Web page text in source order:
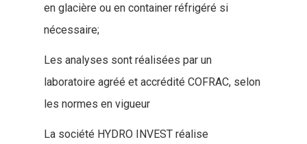
en glacière ou en container réfrigéré si
nécessaire;
Les analyses sont réalisées par un
laboratoire agréé et accrédité COFRAC, selon
les normes en vigueur
La société HYDRO INVEST réalise
2, rue des Molines
France
Email :